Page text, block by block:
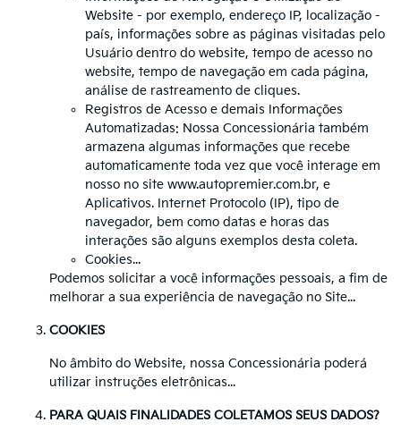
Website - por exemplo, endereço IP, localização -
país, informações sobre as páginas visitadas pelo
Usuário dentro do website, tempo de acesso no
website, tempo de navegação em cada página,
análise de rastreamento de cliques.
Registros de Acesso e demais Informações
Automatizadas: Nossa Concessionária também
armazena algumas informações que recebe
automaticamente toda vez que você interage em
nosso no site www.autopremier.com.br, e
Aplicativos. Internet Protocolo (IP), tipo de
navegador, bem como datas e horas das
interações são alguns exemplos desta coleta.
Cookies...
Podemos solicitar a você informações pessoais, a fim de
melhorar a sua experiência de navegação no Site...
COOKIES
No âmbito do Website, nossa Concessionária poderá
utilizar instruções eletrônicas...
PARA QUAIS FINALIDADES COLETAMOS SEUS DADOS?